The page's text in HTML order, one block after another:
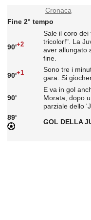
Cronaca
Fine 2° tempo
90'+2
Sale il coro dei
tricolor!". La
aver allungato
fine.
90'+1
Sono tre i
gara. Si
90'
E va in gol
Morata, dopo
parziale dello
89'
GOL DELLA